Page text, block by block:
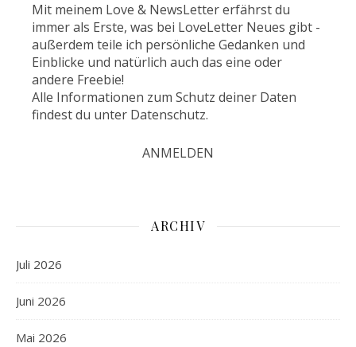
Mit meinem Love & NewsLetter erfährst du
immer als Erste, was bei LoveLetter Neues gibt -
außerdem teile ich persönliche Gedanken und
Einblicke und natürlich auch das eine oder
andere Freebie!
Alle Informationen zum Schutz deiner Daten
findest du unter Datenschutz.
ARCHIV
Juli 2026
Juni 2026
Mai 2026